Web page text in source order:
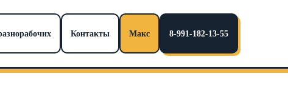
Контакты Макс 8-991-182-13-55